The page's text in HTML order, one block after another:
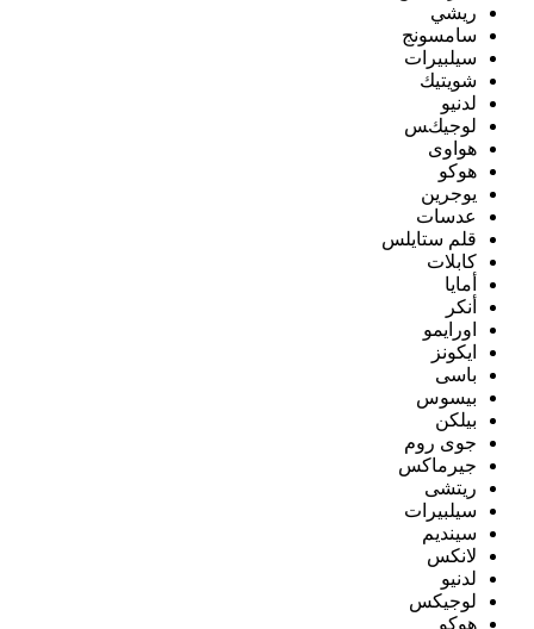
ريشي
سامسونج
سيلبيرات
شويتيك
لدنيو
لوجيكس
هواوى
هوكو
يوجرين
عدسات
قلم ستايلس
كابلات
أمايا
أنكر
اورايمو
ايكونز
باسى
بيسوس
بيلكن
جوى روم
جيرماكس
ريتشى
سيلبيرات
سينديم
لانكس
لدنيو
لوجيكس
هوكو